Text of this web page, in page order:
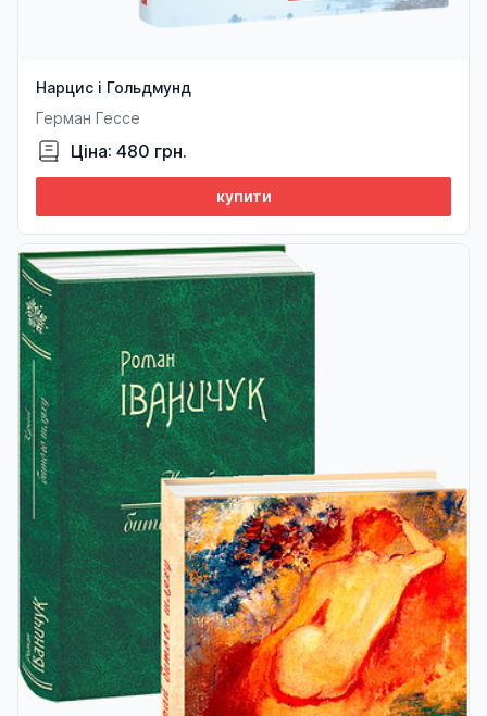
Нарцис і Гольдмунд
Герман Гессе
Ціна: 480 грн.
купити